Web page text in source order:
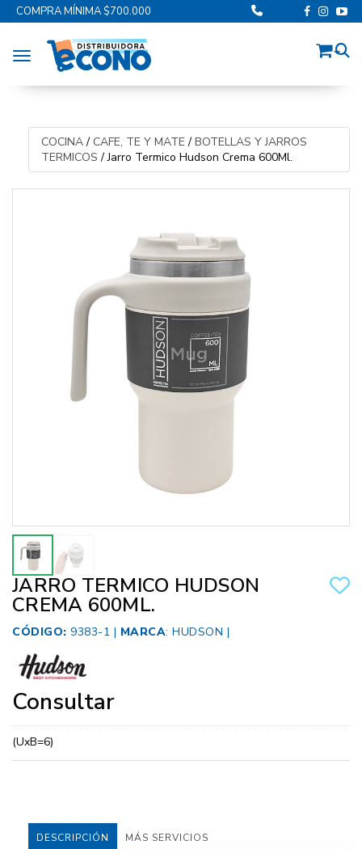
COMPRA MÍNIMA $700.000
Toggle navigation
COCINA/ CAFE, TE Y MATE / BOTELLAS Y JARROS
TERMICOS / Jarro Termico Hudson Crema 600Ml.
JARRO TERMICO HUDSON
CREMA 600ML.
CÓDIGO: 9383-1 | MARCA: HUDSON |
Consultar
(UxB=6)
DESCRIPCIÓN MÁS SERVICIOS